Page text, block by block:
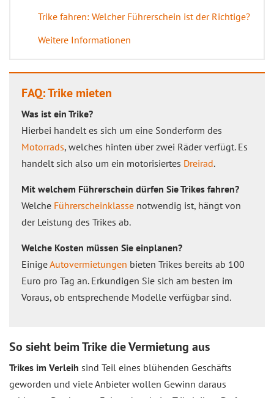
Trike fahren: Welcher Führerschein ist der Richtige?
Weitere Informationen
FAQ: Trike mieten
Was ist ein Trike?
Hierbei handelt es sich um eine Sonderform des
Motorrads, welches hinten über zwei Räder verfügt. Es
handelt sich also um ein motorisiertes Dreirad.
Mit welchem Führerschein dürfen Sie Trikes fahren?
Welche Führerscheinklasse notwendig ist, hängt von
der Leistung des Trikes ab.
Welche Kosten müssen Sie einplanen?
EinigeAutovermietungen bieten Trikes bereits ab 100
Euro pro Tag an. Erkundigen Sie sich am besten im
Voraus, ob entsprechende Modelle verfügbar sind.
So sieht beim Trike die Vermietung aus
Trikes im Verleih sind Teil eines blühenden Geschäfts
geworden und viele Anbieter wollen Gewinn daraus